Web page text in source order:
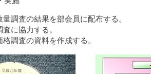
調査の結果を部会員に配布する。
に協力する。
調査の資料を作成する。